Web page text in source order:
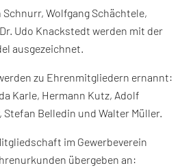
Wolfgang Schächtele,
Udo Knackstedt werden mit der
ausgezeichnet.
zu Ehrenmitgliedern ernannt:
Karle, Hermann Kutz, Adolf
Belledin und Walter Müller.
im Gewerbeverein
übergeben an: